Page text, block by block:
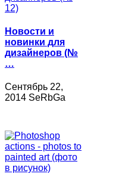
Новости и
новинки для
дизайнеров (№
…
Сентябрь 22,
2014 SeRbGa